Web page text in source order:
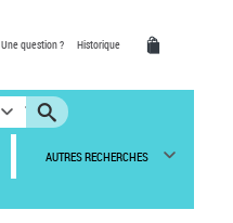
Une question ? Historique
AUTRES RECHERCHES